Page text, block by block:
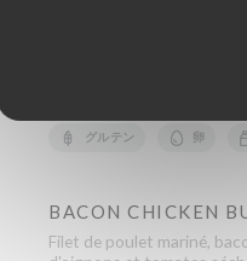
グルテン 卵
BACON CHICKEN
Filet de poulet mariné,